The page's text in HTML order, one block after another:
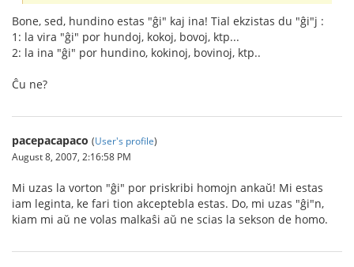
Bone, sed, hundino estas "ĝi" kaj ina! Tial ekzistas du "ĝi"j :
1: la vira "ĝi" por hundoj, kokoj, bovoj, ktp...
2: la ina "ĝi" por hundino, kokinoj, bovinoj, ktp..
Ĉu ne?
pacepacapaco (User's profile)
August 8, 2007, 2:16:58 PM
Mi uzas la vorton "ĝi" por priskribi homojn ankaŭ! Mi estas
iam leginta, ke fari tion akceptebla estas. Do, mi uzas "ĝi"n,
kiam mi aŭ ne volas malkaŝi aŭ ne scias la sekson de homo.